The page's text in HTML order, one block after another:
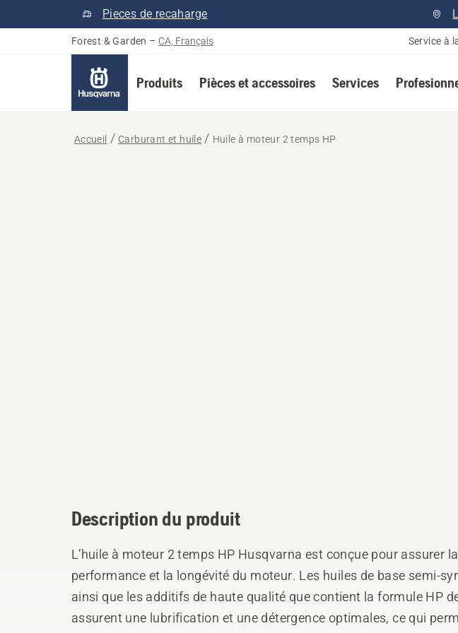
Pieces de recaharge
Forest & Garden – CA, Français Service à
Produits Pièces et accessoires Services
Accueil Carburant et huile Huile à moteur 2 temps HP
Description du produit
L’huile à moteur 2 temps HP Husqvarna est conçue pour assurer
performance et la longévité du moteur. Les huiles de base semi-
ainsi que les additifs de haute qualité que contient la formule HP
assurent une lubrification et une détergence optimales, ce qui